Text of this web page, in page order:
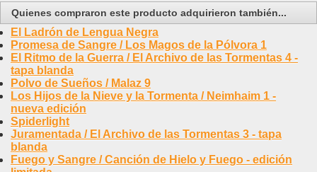
Quienes compraron este producto adquirieron también...
El Ladrón de Lengua Negra
Promesa de Sangre / Los Magos de la Pólvora 1
El Ritmo de la Guerra / El Archivo de las Tormentas 4 -
tapa blanda
Polvo de Sueños / Malaz 9
Los Hijos de la Nieve y la Tormenta / Neimhaim 1 -
nueva edición
Spiderlight
Juramentada / El Archivo de las Tormentas 3 - tapa
blanda
Fuego y Sangre / Canción de Hielo y Fuego - edición